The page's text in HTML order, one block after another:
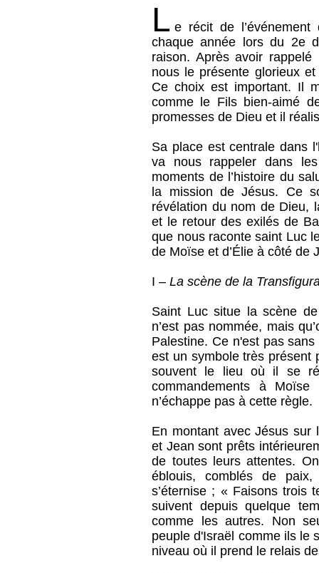
L e récit de
chaque année lors du 2e
raison. Après avoir
nous le présente glorieux
Ce choix est important. Il
comme le Fils bien-aimé
promesses de Dieu et il
Sa place est centrale dans
va nous rappeler dans
moments de l’histoire du
la mission de Jésus. Ce
révélation du nom de Dieu,
et le retour des exilés de
que nous raconte saint Luc
de Moïse et d’Élie à côté de
I –La scène de la
Saint Luc situe la scène
n’est pas nommée, mais
Palestine. Ce n'est pas
est un symbole très présent
souvent le lieu où il se
commandements à
n’échappe pas à cette règle.
En montant avec Jésus sur
et Jean sont prêts
de toutes leurs attentes.
éblouis, comblés de
s’éternise ; « Faisons trois
suivent depuis quelque
comme les autres. Non
peuple d'Israël comme ils le
niveau où il prend le relais